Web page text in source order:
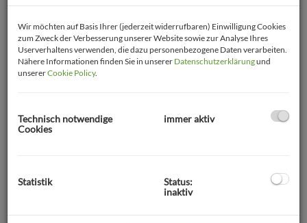
Wir möchten auf Basis Ihrer (jederzeit widerrufbaren) Einwilligung Cookies
zum Zweck der Verbesserung unserer Website sowie zur Analyse Ihres
Userverhaltens verwenden, die dazu personenbezogene Daten verarbeiten.
Nähere Informationen finden Sie in unserer Datenschutzerklärungund
unsererCookie Policy.
Technisch notwendige
Cookies
immer aktiv
Statistik
Status:
inaktiv